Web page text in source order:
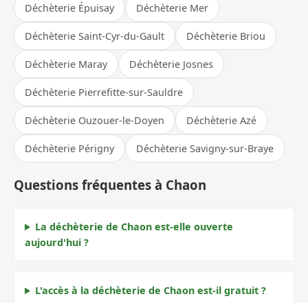
Déchèterie Épuisay Déchèterie Mer
Déchèterie Saint-Cyr-du-Gault Déchèterie Briou
Déchèterie Maray Déchèterie Josnes
Déchèterie Pierrefitte-sur-Sauldre
Déchèterie Ouzouer-le-Doyen Déchèterie Azé
Déchèterie Périgny Déchèterie Savigny-sur-Braye
Questions fréquentes à Chaon
La déchèterie de Chaon est-elle ouverte
aujourd'hui ?
L'accès à la déchèterie de Chaon est-il gratuit ?